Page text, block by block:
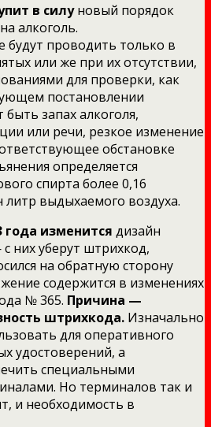
в силуновый порядок
алкоголь.
будут проводить только в
или же при их отсутствии,
для проверки, как
постановлении
запах алкоголя,
или речи, резкое изменение
обстановке
определяется
спирта более 0,16
выдыхаемого воздуха.
года изменится дизайн
них уберут штрихкод,
на обратную сторону
содержится в изменениях
№ 365. Причина —
штрихкода. Изначально
для оперативного
удостоверений, а
специальными
Но терминалов так и
и необходимость в